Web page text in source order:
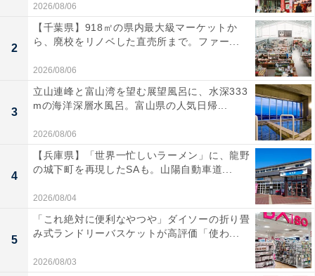
2026/08/06
2
【千葉県】918㎡の県内最大級マーケットか
ら、廃校をリノベした直売所まで。ファー...
2026/08/06
3
立山連峰と富山湾を望む展望風呂に、水深333
mの海洋深層水風呂。富山県の人気日帰...
2026/08/06
4
【兵庫県】「世界一忙しいラーメン」に、龍野
の城下町を再現したSAも。山陽自動車道...
2026/08/04
5
「これ絶対に便利なやつや」ダイソーの折り畳
み式ランドリーバスケットが高評価「使わ...
2026/08/03